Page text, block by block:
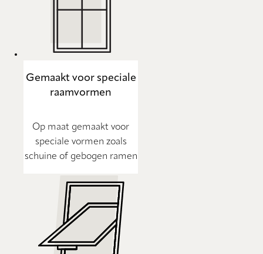
Gemaakt voor speciale
raamvormen
Op maat gemaakt voor
speciale vormen zoals
schuine of gebogen ramen